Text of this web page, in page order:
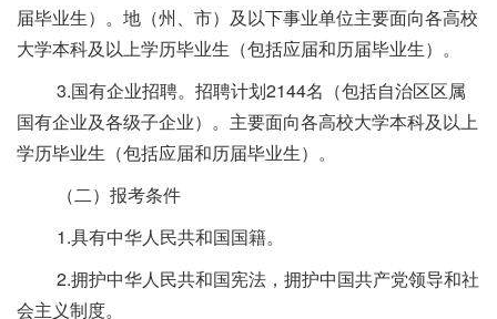
届毕业生）。地（州、市）及以下事业单位主要面向各高校
大学本科及以上学历毕业生（包括应届和历届毕业生）。
3.国有企业招聘。招聘计划2144名（包括自治区区属
国有企业及各级子企业）。主要面向各高校大学本科及以上
学历毕业生（包括应届和历届毕业生）。
（二）报考条件
1.具有中华人民共和国国籍。
2.拥护中华人民共和国宪法，拥护中国共产党领导和社
会主义制度。